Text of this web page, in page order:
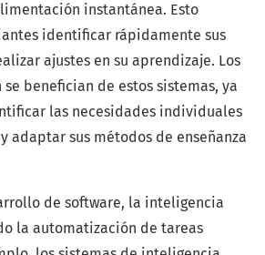
instantánea. Esto
identificar rápidamente sus
ajustes en su aprendizaje. Los
benefician de estos sistemas, ya
las necesidades individuales
adaptar sus métodos de enseñanza
de software, la inteligencia
la automatización de tareas